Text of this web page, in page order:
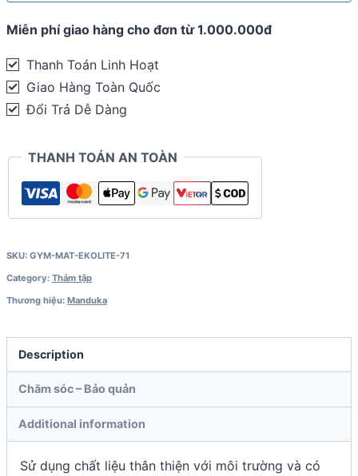
Miễn phí giao hàng cho đơn từ 1.000.000đ
Thanh Toán Linh Hoạt
Giao Hàng Toàn Quốc
Đổi Trả Dễ Dàng
THANH TOÁN AN TOÀN
SKU: GYM-MAT-EKOLITE-71
Category: Thảm tập
Thương hiệu: Manduka
Description
Chăm sóc – Bảo quản
Additional information
Sử dụng chất liệu thân thiện với môi trường và có